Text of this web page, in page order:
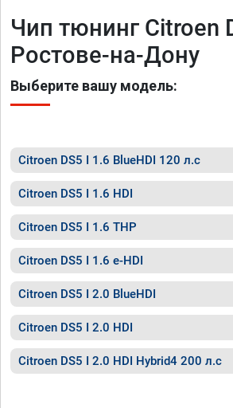
Чип тюнинг Citroen
Ростове-на-Дону
Выберите вашу модель:
Citroen DS5 I 1.6 BlueHDI 120 л.с
Citroen DS5 I 1.6 HDI
Citroen DS5 I 1.6 THP
Citroen DS5 I 1.6 e-HDI
Citroen DS5 I 2.0 BlueHDI
Citroen DS5 I 2.0 HDI
Citroen DS5 I 2.0 HDI Hybrid4 200 л.с